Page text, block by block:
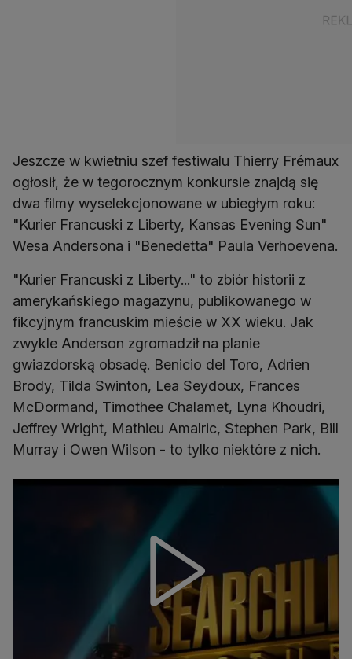
Jeszcze w kwietniu szef festiwalu Thierry Frémaux
ogłosił, że w tegorocznym konkursie znajdą się
dwa filmy wyselekcjonowane w ubiegłym roku:
"Kurier Francuski z Liberty, Kansas Evening Sun"
Wesa Andersona i "Benedetta" Paula Verhoevena.
"Kurier Francuski z Liberty..." to zbiór historii z
amerykańskiego magazynu, publikowanego w
fikcyjnym francuskim mieście w XX wieku. Jak
zwykle Anderson zgromadził na planie
gwiazdorską obsadę. Benicio del Toro, Adrien
Brody, Tilda Swinton, Lea Seydoux, Frances
McDormand, Timothee Chalamet, Lyna Khoudri,
Jeffrey Wright, Mathieu Amalric, Stephen Park, Bill
Murray i Owen Wilson - to tylko niektóre z nich.